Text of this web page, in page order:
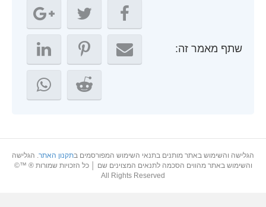
שתף מאמר זה:
הגלישה והשימוש באתר מותנים בתנאי השימוש המפורסמים בתקנון האתר. הגלישה
והשימוש באתר מהווים הסכמה לתנאים המצוינים שם │ כל הזכויות שמורות ® ™©
All Rights Reserved